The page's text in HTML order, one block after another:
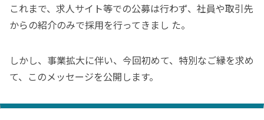
これまで、求人サイト等での公募は行わず、社員や取引先
からの紹介のみで採用を行ってきまし た。
しかし、事業拡大に伴い、今回初めて、特別なご縁を求め
て、このメッセージを公開します。